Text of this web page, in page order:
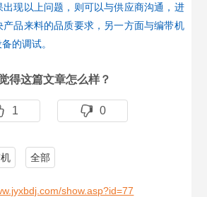
现以上问题，则可以与供应商沟通，进
品来料的品质要求，另一方面与编带机
的调试。
得这篇文章怎么样？
1 0
全部
show.asp?id=77